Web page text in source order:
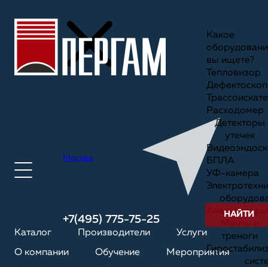
Москва
+7(495) 775-75-25
Каталог Производители Услуги
О компании Обучение Мероприятия
Какое
вы ищете?
Тепловизор
Дефектоскоп
Расходомер
Детекторы
утечек
БПЛА
УФ-камера
Анализаторы
треноги
НАЙТИ